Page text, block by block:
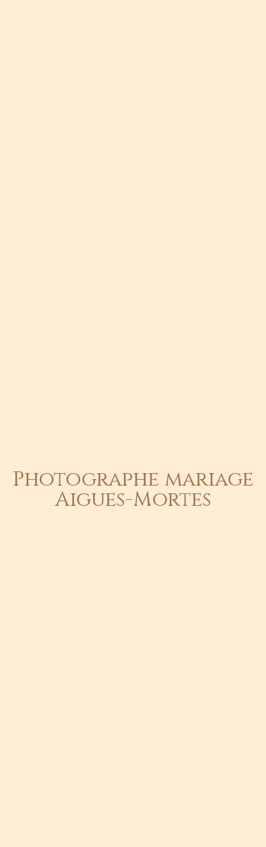
Photographe mariage
Aigues-Mortes